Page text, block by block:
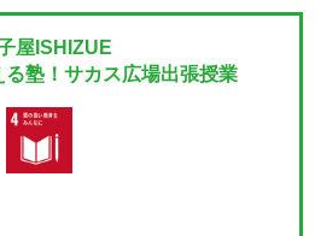
屋ISHIZUE
塾！サカス広場出張授業